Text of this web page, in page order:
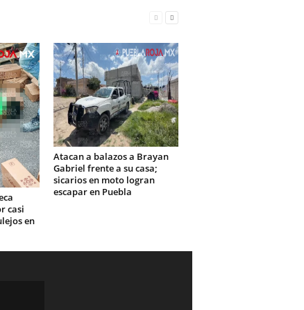
casi
en
Atacan a balazos a Brayan
Gabriel frente a su casa;
sicarios en moto logran
escapar en Puebla